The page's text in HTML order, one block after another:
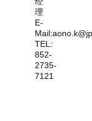
理
E-
TEL:
852-
2735-
7121